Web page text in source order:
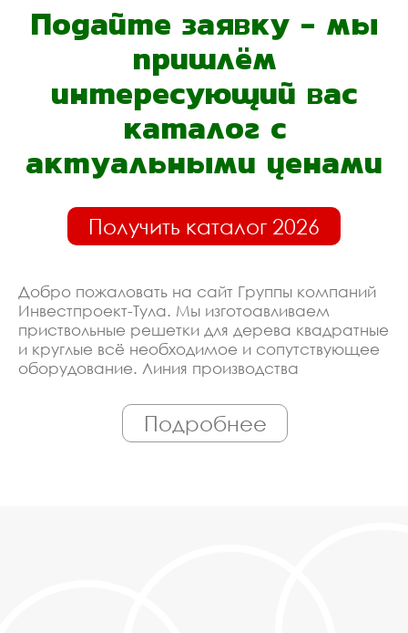
Подайте заявку - мы
пришлём
интересующий вас
каталог с
актуальными ценами
Получить каталог 2026
Добро пожаловать на сайт Группы компаний
Инвестпроект-Тула. Мы изготоавливаем
приствольные решетки для дерева квадратные
и круглые всё необходимое и сопутствующее
оборудование. Линия производства
работает только квалифицированный
персонал. Поэтому Вы всегда можете
рассчитывать на исключительно высокую
Подробнее